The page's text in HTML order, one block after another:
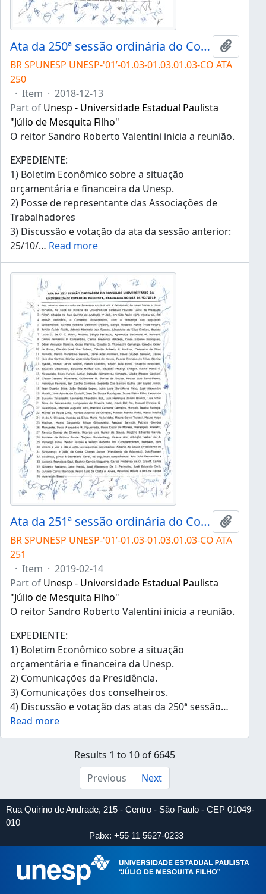
Ata da 250ª sessão ordinária do Conselho Universitário da Unesp de 13/12/2018
Add to
BR SPUNESP UNESP-'01’-01.03-01.03.01.03-CO ATA
250
· Item · 2018-12-13
Part of Unesp - Universidade Estadual Paulista
"Júlio de Mesquita Filho"
O reitor Sandro Roberto Valentini inicia a reunião.
EXPEDIENTE:
1) Boletim Econômico sobre a situação
orçamentária e financeira da Unesp.
2) Posse de representante das Associações de
Trabalhadores
3) Discussão e votação da ata da sessão anterior:
25/10/… Read more
Ata da 251ª sessão ordinária do Conselho Universitário da Unesp de 14/02/2019
Add to
BR SPUNESP UNESP-'01’-01.03-01.03.01.03-CO ATA
251
· Item · 2019-02-14
Part of Unesp - Universidade Estadual Paulista
"Júlio de Mesquita Filho"
O reitor Sandro Roberto Valentini inicia a reunião.
EXPEDIENTE:
1) Boletim Econômico sobre a situação
orçamentária e financeira da Unesp.
2) Comunicações da Presidência.
3) Comunicações dos conselheiros.
4) Discussão e votação das atas da 250ª sessão…
Read more
Results 1 to 10 of 6645
Previous
Next
Rua Quirino de Andrade, 215 - Centro - São Paulo - CEP 01049-
010
Pabx: +55 11 5627-0233